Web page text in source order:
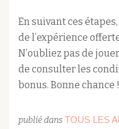
En suivant ces
de l’expérience
N’oubliez pas de
de consulter les
bonus. Bonne chance !
publié dans TOUS LES